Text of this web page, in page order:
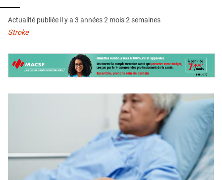
CONDITIONS GÉNÉRALES
CONTACT
Actualité publiée il y a 3 années 2 mois 2 semaines
Stroke